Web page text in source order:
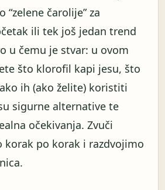
čarolije” za
ili tek još jedan trend
u čemu je stvar: u ovom
što klorofil kapi jesu, što
ih (ako želite) koristiti
sigurne alternative te
očekivanja. Zvuči
korak po korak i razdvojimo